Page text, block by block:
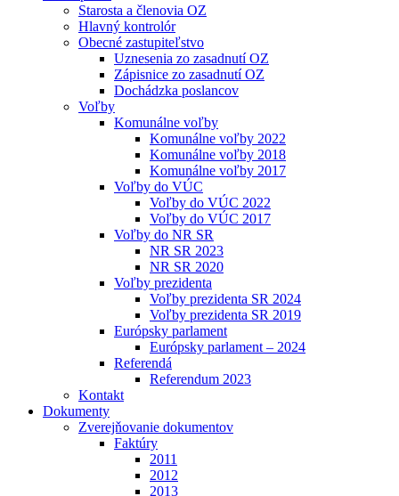
Starosta a členovia OZ
Hlavný kontrolór
Obecné zastupiteľstvo
Uznesenia zo zasadnutí OZ
Zápisnice zo zasadnutí OZ
Dochádzka poslancov
Voľby
Komunálne voľby
Komunálne voľby 2022
Komunálne voľby 2018
Komunálne voľby 2017
Voľby do VÚC
Voľby do VÚC 2022
Voľby do VÚC 2017
Voľby do NR SR
NR SR 2023
NR SR 2020
Voľby prezidenta
Voľby prezidenta SR 2024
Voľby prezidenta SR 2019
Európsky parlament
Európsky parlament – 2024
Referendá
Referendum 2023
Kontakt
Dokumenty
Zverejňovanie dokumentov
Faktúry
2011
2012
2013